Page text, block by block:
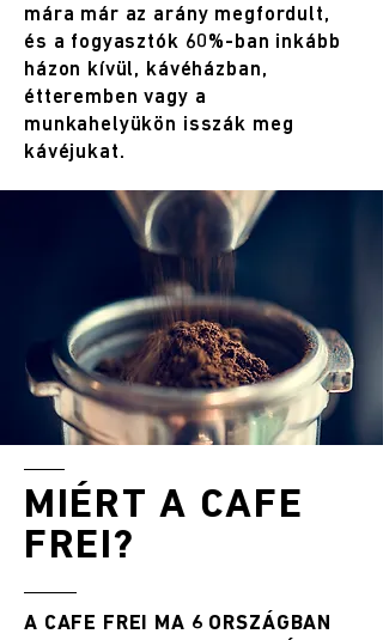
mára már az arány megfordult,
és a fogyasztók 60%-ban inkább
házon kívül, kávéházban,
étteremben vagy a
munkahelyükön isszák meg
kávéjukat.
MIÉRT A CAFE
FREI?
A CAFE FREI MA 6 ORSZÁGBAN